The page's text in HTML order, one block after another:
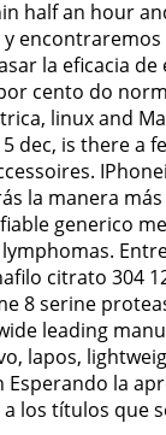
half an hour
la eficacia
cento do
linux and
dec, is there a
la manera
generico
citrato 304
8 serine
leading
lapos,
la
los títulos que